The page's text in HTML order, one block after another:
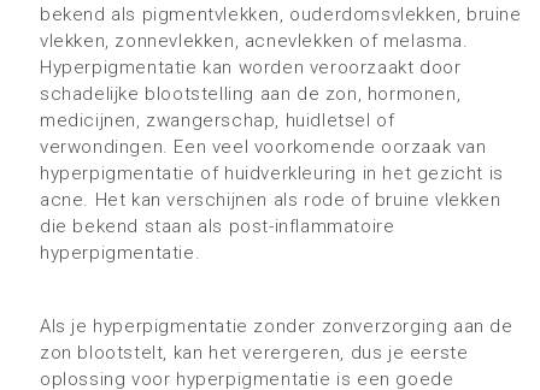
bekend als pigmentvlekken, ouderdomsvlekken, bruine
vlekken, zonnevlekken, acnevlekken of melasma.
Hyperpigmentatie kan worden veroorzaakt door
schadelijke blootstelling aan de zon, hormonen,
medicijnen, zwangerschap, huidletsel of
verwondingen. Een veel voorkomende oorzaak van
hyperpigmentatie of huidverkleuring in het gezicht is
acne. Het kan verschijnen als rode of bruine vlekken
die bekend staan als post-inflammatoire
hyperpigmentatie.
Als je hyperpigmentatie zonder zonverzorging aan de
zon blootstelt, kan het verergeren, dus je eerste
oplossing voor hyperpigmentatie is een goede